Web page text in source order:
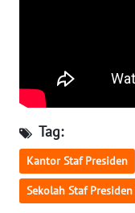
Tag:
Kantor Staf Presiden
Sekolah Staf Presiden
SULUT
WN
MALUKU
WN